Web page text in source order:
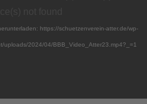
https://schuetzenverein-atter.de/wp-
uploads/2024/04/BBB_Video_Atter23.mp4?_=1